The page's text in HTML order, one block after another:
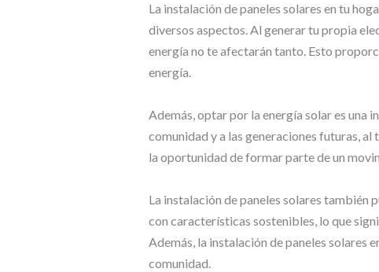
La instalación de paneles solares en tu
diversos aspectos. Al generar tu propia
energía no te afectarán tanto. Esto
energía.
Además, optar por la energía solar es una
comunidad y a las generaciones futuras,
la oportunidad de formar parte de un
La instalación de paneles solares también
con características sostenibles, lo que
Además, la instalación de paneles
comunidad.